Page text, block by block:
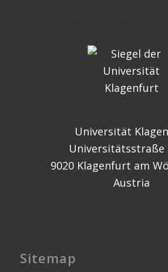
Universität
Universitätsstraße
9020 Klagenfurt am
Austria
Sitemap